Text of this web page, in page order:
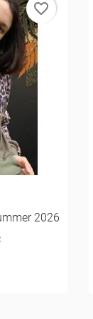
2026
favorite_border